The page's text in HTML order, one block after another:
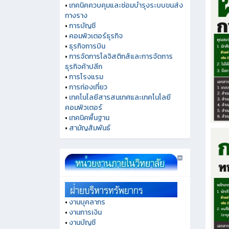
• เทคนิคควบคุมและซ่อมบำรุงระบบขนส่ง
ทางราง
•การบัญชี
• คอมพิวเตอร์ธุรกิจ
• ธุรกิจการบิน
•การจัดการโลจิสติกส์และการจัดการ
ธุรกิจค้าปลีก
•การโรงแรม
•การท่องเที่ยว
• เทคโนโลยีสารสนเทศและเทคโนโลยี
คอมพิวเตอร์
• เทคนิคพื้นฐาน
• สามัญสัมพันธ์
•งานบุคลากร
•งานการเงิน
•งานบัญชี